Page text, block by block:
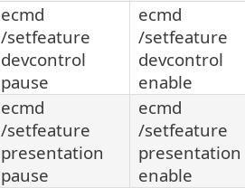
ecmd
/setfeature
devcontrol
pause
ecmd
/setfeature
devcontrol
enable
ecmd
/setfeature
presentation
pause
ecmd
/setfeature
presentation
enable